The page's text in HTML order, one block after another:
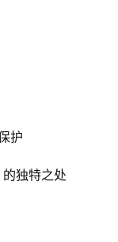
护
独特之处